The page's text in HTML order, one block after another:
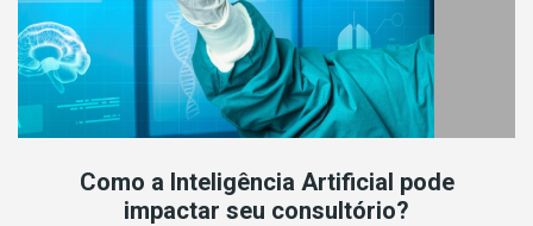
Como a Inteligência Artificial pode
impactar seu consultório?